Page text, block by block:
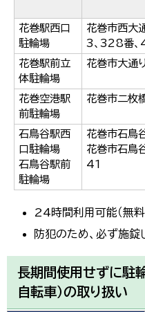
花巻駅西口
駐輪場
花巻市西大
3、328番
花巻駅前立
体駐輪場
花巻市大通
花巻空港駅
前駐輪場
花巻市二枚
石鳥谷駅西
口駐輪場
石鳥谷駅前
駐輪場
花巻市石鳥
花巻市石鳥
41
24時間利用可能（無料
防犯のため、必ず施錠
長期間使用せずに駐
自転車）の取り扱い